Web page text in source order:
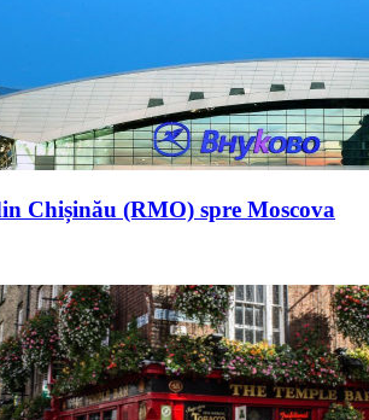
Chișinău (RMO) spre Moscova